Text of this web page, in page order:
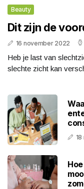
Beauty
Dit zijn de
16 november 2022
Heb je last van
slechte zicht kan